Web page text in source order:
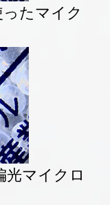
たマイク
マイクロ